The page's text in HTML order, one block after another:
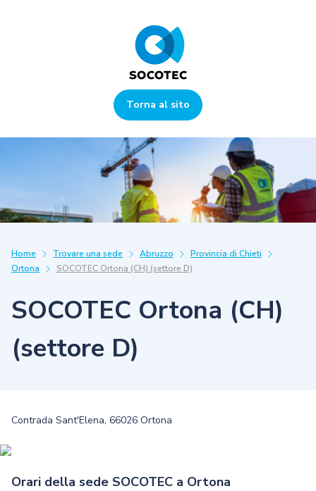
Torna al sito
Home Trovare una sede Abruzzo
Provincia di Chieti
Ortona
SOCOTEC Ortona (CH) (settore D)
SOCOTEC Ortona (CH)
(settore D)
Contrada Sant'Elena, 66026 Ortona
Orari della sede SOCOTEC a Ortona